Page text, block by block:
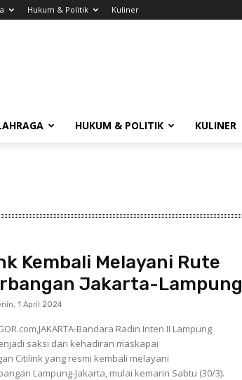
Hukum & Politik Kuliner
HUKUM & POLITIK KULINER
Kembali Melayani Rute
Jakarta-Lampung
1 April 2024
Bandara Radin Inten II Lampung
saksi dari kehadiran maskapai
Citilink yang resmi kembali melayani
Lampung-Jakarta, mulai kemarin Sabtu (30/3).